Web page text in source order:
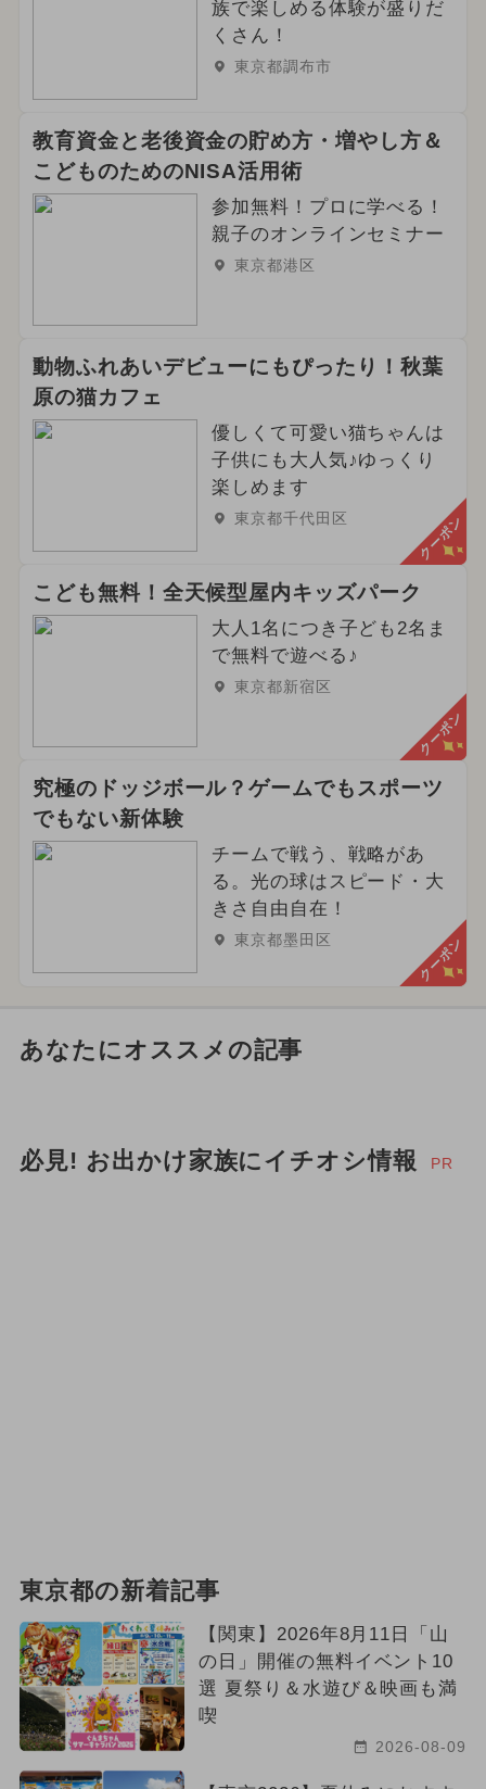
族で楽しめる体験が盛りだ
くさん！
東京都調布市
教育資金と老後資金の貯め方・増やし方＆
こどものためのNISA活用術
参加無料！プロに学べる！
親子のオンラインセミナー
東京都港区
動物ふれあいデビューにもぴったり！秋葉
原の猫カフェ
優しくて可愛い猫ちゃんは
子供にも大人気♪ゆっくり
楽しめます
東京都千代田区 クーポン
こども無料！全天候型屋内キッズパーク
大人1名につき子ども2名ま
で無料で遊べる♪
東京都新宿区
クーポン
究極のドッジボール？ゲームでもスポーツ
でもない新体験
チームで戦う、戦略があ
る。光の球はスピード・大
きさ自由自在！
東京都墨田区 クーポン
あなたにオススメの記事
必見! お出かけ家族にイチオシ情報 PR
東京都の新着記事
【関東】2026年8月11日「山
の日」開催の無料イベント10
選 夏祭り＆水遊び＆映画も満
喫
2026-08-09